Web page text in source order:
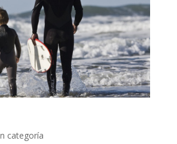
categoría